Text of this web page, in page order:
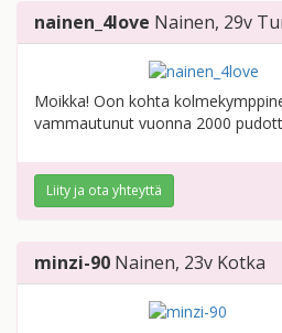
nainen_4love Nainen, 29v
Moikka! Oon kohta
vammautunut vuonna 2000
Liity ja ota yhteyttä
minzi-90 Nainen, 23v Kotka